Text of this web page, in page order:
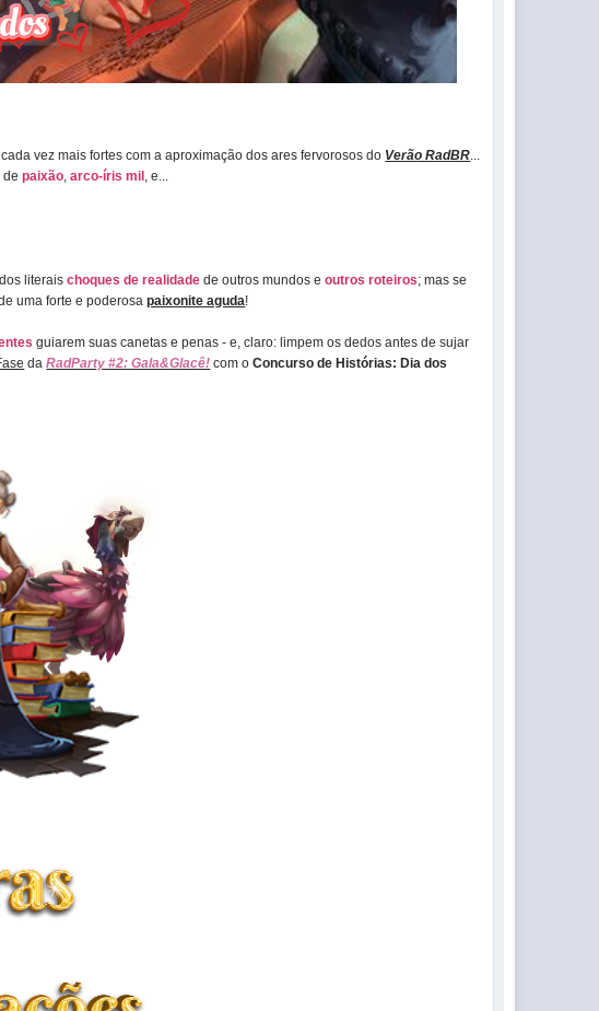
vez mais fortes com a aproximação dos ares fervorosos do Verão RadBR...
depaixão, arco-íris mil , e...
literaischoques de realidade de outros mundos eoutros roteiros; mas se
uma forte e poderosapaixonite aguda!
guiarem suas canetas e penas - e, claro: limpem os dedos antes de sujar
daRadParty #2: Gala&Glacê! com oConcurso de Histórias: Dia dos